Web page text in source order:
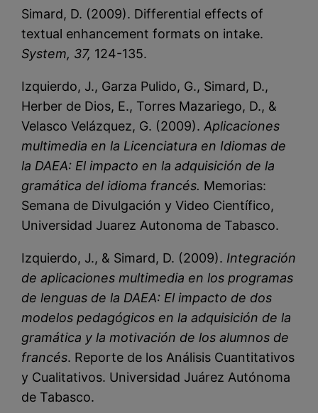
Simard, D. (2009). Differential effects of
textual enhancement formats on intake.
System, 37, 124-135.
Izquierdo, J., Garza Pulido, G., Simard, D.,
Herber de Dios, E., Torres Mazariego, D., &
Velasco Velázquez, G. (2009).Aplicaciones
multimedia en la Licenciatura en Idiomas de
la DAEA: El impacto en la adquisición de la
gramática del idioma francés. Memorias:
Semana de Divulgación y Video Científico,
Universidad Juarez Autonoma de Tabasco.
Izquierdo, J., & Simard, D. (2009). Integración
de aplicaciones multimedia en los programas
de lenguas de la DAEA: El impacto de dos
modelos pedagógicos en la adquisición de la
gramática y la motivación de los alumnos de
francés. Reporte de los Análisis Cuantitativos
y Cualitativos. Universidad Juárez Autónoma
de Tabasco.